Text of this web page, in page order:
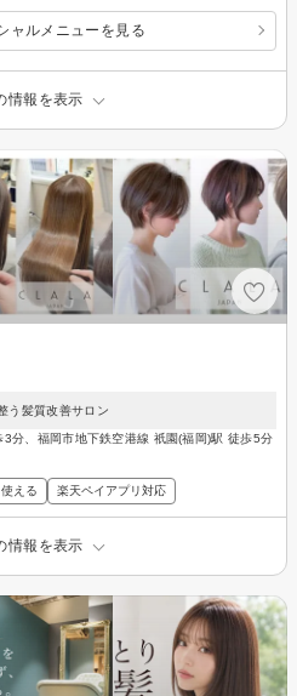
ャルメニューを見る
情報を表示
う髪質改善サロン
分、福岡市地下鉄空港線 祇園(福岡)駅 徒歩5分
える 楽天ペイアプリ対応
情報を表示